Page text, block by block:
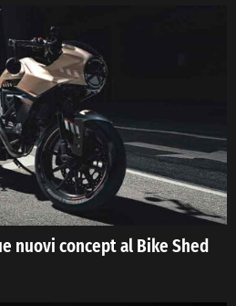
nuovi concept al Bike Shed